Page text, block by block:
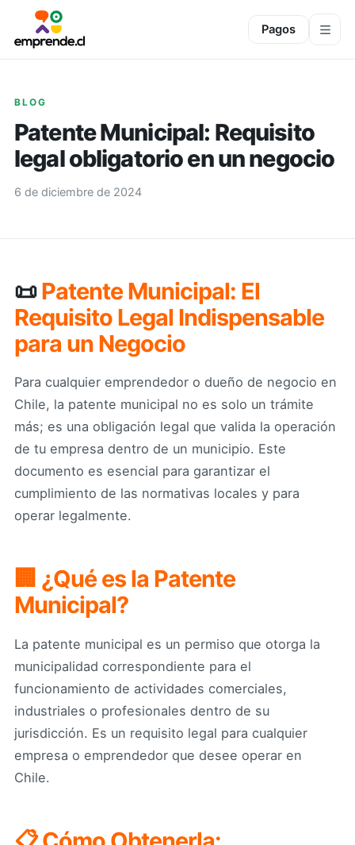
Pagos
BLOG
Patente Municipal: Requisito
legal obligatorio en un negocio
6 de diciembre de 2024
📜Patente Municipal: El
Requisito Legal Indispensable
para un Negocio
Para cualquier emprendedor o dueño de negocio en
Chile, la patente municipal no es solo un trámite
más; es una obligación legal que valida la operación
de tu empresa dentro de un municipio. Este
documento es esencial para garantizar el
cumplimiento de las normativas locales y para
operar legalmente.
🏢 ¿Qué es la Patente
Municipal?
La patente municipal es un permiso que otorga la
municipalidad correspondiente para el
funcionamiento de actividades comerciales,
industriales o profesionales dentro de su
jurisdicción. Es un requisito legal para cualquier
empresa o emprendedor que desee operar en
Chile.